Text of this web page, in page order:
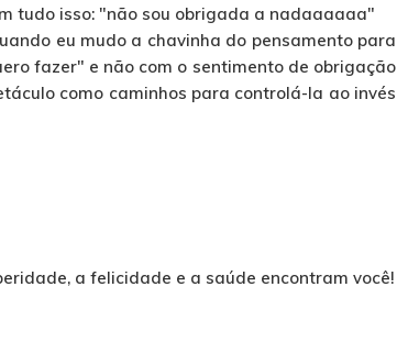
tudo isso: "não sou obrigada a nadaaaaaa"
eu mudo a chavinha do pensamento para
fazer" e não com o sentimento de obrigação
como caminhos para controlá-la ao invés
a felicidade e a saúde encontram você!